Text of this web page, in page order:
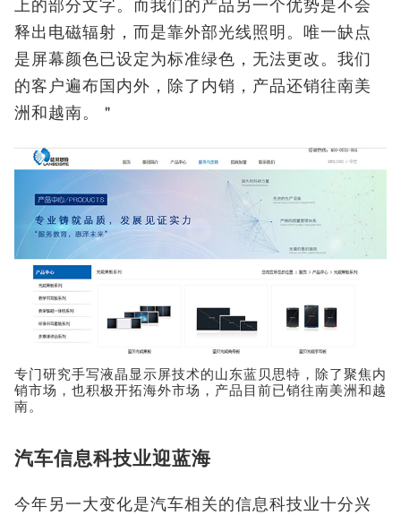
上的部分文字。而我们的产品另一个优势是不会
释出电磁辐射，而是靠外部光线照明。唯一缺点
是屏幕颜色已设定为标准绿色，无法更改。我们
的客户遍布国内外，除了内销，产品还销往南美
洲和越南。＂
专门研究手写液晶显示屏技术的山东蓝贝思特，除了聚焦内
销市场，也积极开拓海外市场，产品目前已销往南美洲和越
南。
汽车信息科技业迎蓝海
今年另一大变化是汽车相关的信息科技业十分兴